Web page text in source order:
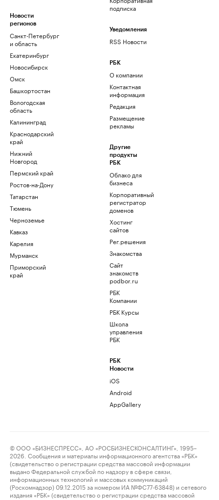
Новости
регионов
Санкт-Петербург
и область
Екатеринбург
Новосибирск
Омск
Башкортостан
Вологодская
область
Калининград
Краснодарский
край
Нижний
Новгород
Пермский край
Ростов-на-Дону
Татарстан
Тюмень
Черноземье
Кавказ
Карелия
Мурманск
Приморский
край
подписка
Уведомления
RSS Новости
РБК
О компании
Контактная
информация
Редакция
Размещение
рекламы
Другие
продукты
РБК
Облако для
бизнеса
Корпоративный
регистратор
доменов
Хостинг
сайтов
Рег.решения
Знакомства
Сайт
знакомств
podbor.ru
РБК
Компании
РБК Курсы
Школа
управления
РБК
РБК
Новости
iOS
Android
AppGallery
© ООО «БИЗНЕСПРЕСС», АО «РОСБИЗНЕСКОНСАЛТИНГ», 1995–
2026. Сообщения и материалы информационного агентства «РБК»
(свидетельство о регистрации средства массовой информации
выдано Федеральной службой по надзору в сфере связи,
информационных технологий и массовых коммуникаций
(Роскомнадзор) 09.12.2015 за номером ИА №ФС77-63848) и сетевого
издания «РБК» (свидетельство о регистрации средства массовой